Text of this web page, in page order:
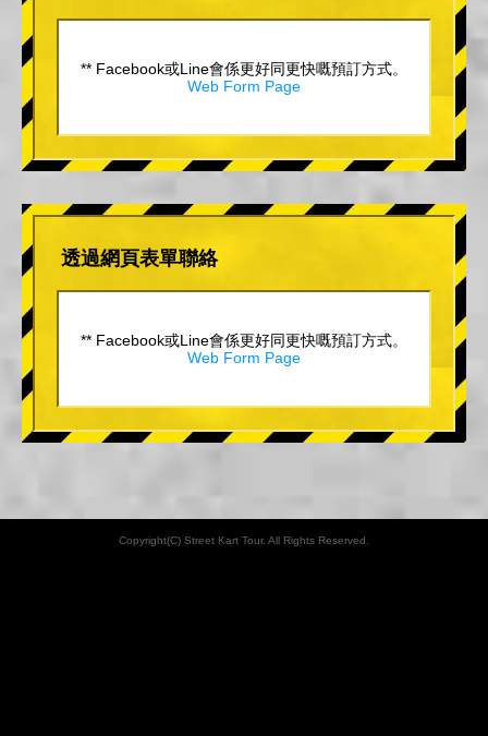
** Facebook或Line會係更好同更快嘅預訂方式。
Web Form Page
透過網頁表單聯絡
** Facebook或Line會係更好同更快嘅預訂方式。
Web Form Page
Copyright(C) Street Kart Tour. All Rights Reserved.